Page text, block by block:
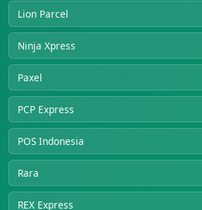
Lion Parcel
Ninja Xpress
Paxel
PCP Express
POS Indonesia
Rara
REX Express